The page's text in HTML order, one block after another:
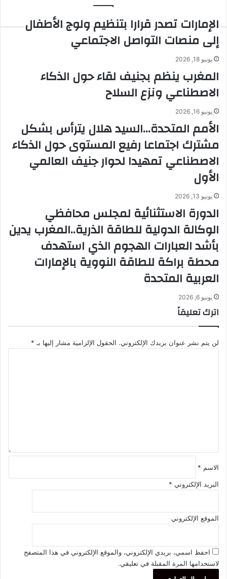
الإمارات تصدر قرارا بتنظيم ولوج الأطفال
إلى منصات التواصل الاجتماعي
يونيو 18, 2026
المغرب ينظم بجنيف لقاء حول الذكاء
الاصطناعي ونزع السلاح
يونيو 16, 2026
الأمم المتحدة…السيد هلال يترأس بشكل
مشترك اجتماعا رفيع المستوى حول الذكاء
الاصطناعي تمهيدا لحوار جنيف العالمي
الأول
يونيو 13, 2026
الدورة الاستثنائية لمجلس محافظي
الوكالة الدولية للطاقة الذرية..المغرب يدين
بأشد العبارات الهجوم الذي استهدف
محطة براكة للطاقة النووية بالإمارات
العربية المتحدة
يونيو 6, 2026
اترك تعليقاً
لن يتم نشر عنوان بريدك الإلكتروني. الحقول الإلزامية مشار إليها بـ *
الاسم *
البريد الإلكتروني *
الموقع الإلكتروني
احفظ اسمي، بريدي الإلكتروني، والموقع الإلكتروني في هذا المتصفح
لاستخدامها المرة المقبلة في تعليقي.